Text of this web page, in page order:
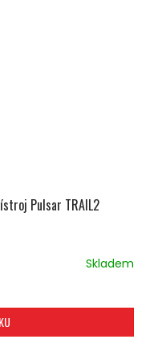
Pulsar TRAIL2
Skladem